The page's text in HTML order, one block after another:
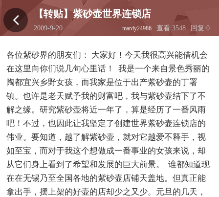
【转贴】紫砂壶世界连锁店
2009-9-20
01:53:53
回复:0
查看:3548
mardy24986
各位紫砂界的朋友们： 大家好！今天我很高兴能借机会
在这里向你们说几句心里话！ 我是一个来自景色秀丽的
陶都宜兴乡野女孩，而我家是位于出产紫砂壶的丁署
镇。也许是老天赋予我的财富吧，我与紫砂壶结下了不
解之缘。研究紫砂壶将近一年了，算是经历了一番风雨
吧！不过，也因此让我坚定了创建世界紫砂壶连锁店的
伟业。要知道，越了解紫砂壶，就对它越爱不释手，视
如至宝，而对于我这个想做成一番事业的女孩来说，却
从它们身上看到了希望和发展的巨大前景。 谁都知道现
在在无锡乃至全国各地的紫砂壶店铺天盖地。但真正能
拿出手，摆上架的好壶的店却少之又少。元旦的几天，